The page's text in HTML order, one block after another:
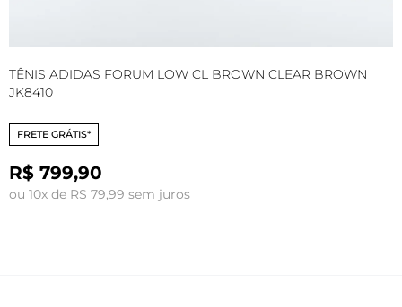
TÊNIS ADIDAS FORUM LOW CL BROWN CLEAR BROWN
JK8410
FRETE GRÁTIS*
R$ 799,90
ou 10x de R$ 79,99 sem juros